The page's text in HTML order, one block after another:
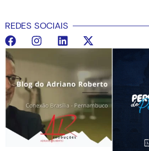
REDES SOCIAIS